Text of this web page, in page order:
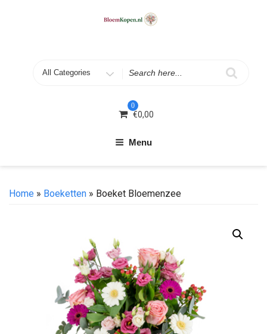
0
€0,00
Menu
Home » Boeketten » Boeket Bloemenzee